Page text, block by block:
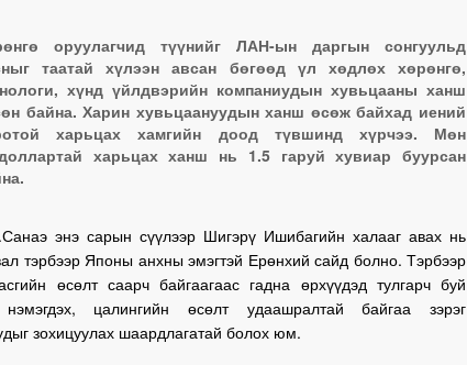
оруулагчид түүнийг ЛАН-ын даргын сонгуульд
таатай хүлээн авсан бөгөөд үл хөдлөх хөрөнгө,
хүнд үйлдвэрийн компаниудын хувьцааны ханш
байна. Харин хувьцаануудын ханш өсөж байхад иений
харьцах хамгийн доод түвшинд хүрчээ. Мөн
харьцах ханш нь 1.5 гаруй хувиар буурсан
энэ сарын сүүлээр Шигэрү Ишибагийн халааг авах нь
тэрбээр Японы анхны эмэгтэй Ерөнхий сайд болно. Тэрбээр
өсөлт саарч байгаагаас гадна өрхүүдэд тулгарч буй
цалингийн өсөлт удаашралтай байгаа зэрэг
зохицуулах шаардлагатай болох юм.